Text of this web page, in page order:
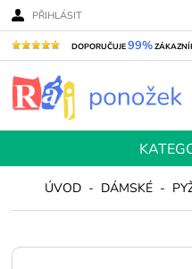
PŘIHLÁSIT
DOPORUČUJE99%
ÚVOD - DÁMSKÉ -